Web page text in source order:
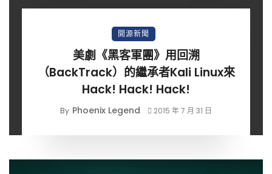
開源新聞
美劇《黑客軍團》用回溯
（BackTrack）的繼承者Kali Linux來
Hack! Hack! Hack!
By Phoenix Legend 2015 年 7 月 31 日